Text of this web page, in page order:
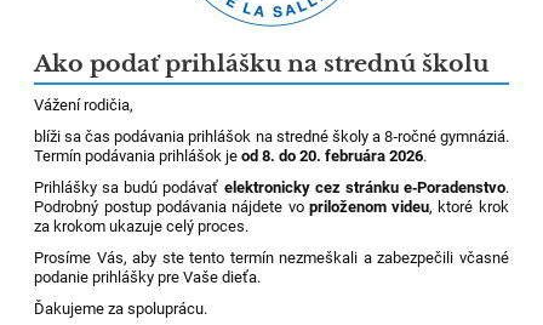
Ako podať prihlášku na strednú školu
Vážení rodičia,
blíži sa čas podávania prihlášok na stredné školy a 8‑ročné gymnáziá.
Termín podávania prihlášok jeod 8. do 20. februára 2026.
Prihlášky sa budú podávať elektronicky cez stránku e‑Poradenstvo.
Podrobný postup podávania nájdete vo priloženom videu, ktoré krok
za krokom ukazuje celý proces.
Prosíme Vás, aby ste tento termín nezmeškali a zabezpečili včasné
podanie prihlášky pre Vaše dieťa.
Ďakujeme za spoluprácu.